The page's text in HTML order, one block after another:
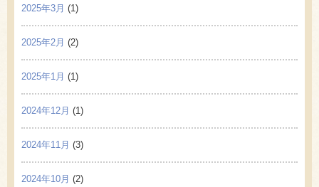
2025年3月 (1)
2025年2月 (2)
2025年1月 (1)
2024年12月 (1)
2024年11月 (3)
2024年10月 (2)